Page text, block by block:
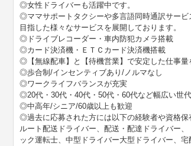
◎女性ドライバーも活躍中です。
◎ママサポートタクシーや多言語同時通訳サー
目指した様々なサービスを展開しております。
◎ドライブレコーダー・車内防犯カメラ搭載
◎カード決済機・ＥＴＣカード決済機搭載
◎【無線配車】と【待機営業】で安定した仕事量
◎歩合制/インセンティブあり/ノルマなし
◎ワークライフバランスが充実
◎20代・30代・40代・50代・60代など幅広い世代
◎中高年/シニア/60歳以上も歓迎
◎過去に応募された方には以下の経験者や資格保
ルート配送ドライバー、配送・配達ドライバー
ック運転士、中型ドライバー大型ドライバー、